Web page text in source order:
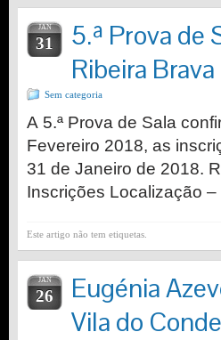
JAN
31
5.ª Prova de
Ribeira
Sem categoria
A 5.ª Prova de Sala
Fevereiro 2018, as
31 de Janeiro de 2018.
Inscrições Localização
Este artigo não tem etiquetas.
JAN
26
Eugénia
Vila do Conde